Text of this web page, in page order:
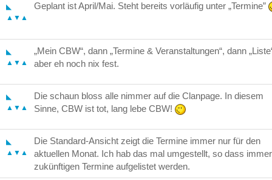
◣
▲▼▲
Geplant ist April/Mai. Steht bereits vorläufig unter „Termine”
◣
▲▼▲
„Mein CBW“, dann „Termine & Veranstaltungen“, dann
aber eh noch nix fest.
◣
▲▼▲
Die schaun bloss alle nimmer auf die Clanpage. In diesem
Sinne, CBW ist tot, lang lebe CBW!
◣
▲▼▲
Die Standard-Ansicht zeigt die Termine immer nur für den
aktuellen Monat. Ich hab das mal umgestellt, so dass
zukünftigen Termine aufgelistet werden.